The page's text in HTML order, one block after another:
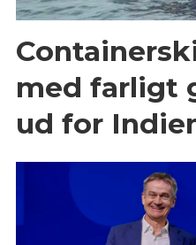
med farligt
ud for